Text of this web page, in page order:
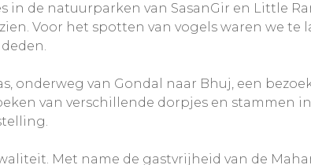
de natuurparken van SasanGir en Little
Voor het spotten van vogels waren we
onderweg van Gondal naar Bhuj, een
van verschillende dorpjes en stammen
Met name de gastvrijheid van de